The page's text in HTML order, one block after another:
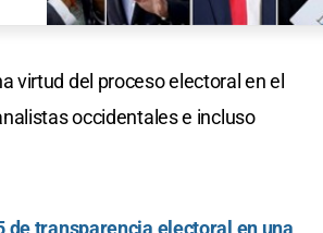
virtud del proceso electoral en el
occidentales e incluso
de transparencia electoral en una